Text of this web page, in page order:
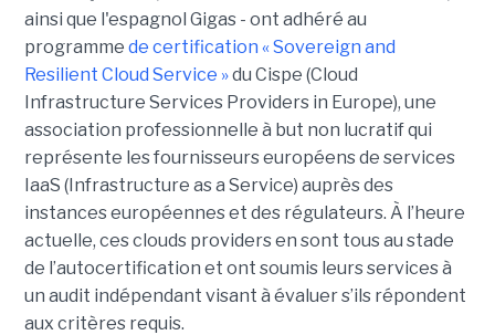
ainsi que l'espagnol Gigas - ont adhéré au
programme de certification « Sovereign and
Resilient Cloud Service »du Cispe (Cloud
Infrastructure Services Providers in Europe), une
association professionnelle à but non lucratif qui
représente les fournisseurs européens de services
IaaS (Infrastructure as a Service) auprès des
instances européennes et des régulateurs. À l’heure
actuelle, ces clouds providers en sont tous au stade
de l’autocertification et ont soumis leurs services à
un audit indépendant visant à évaluer s’ils répondent
aux critères requis.